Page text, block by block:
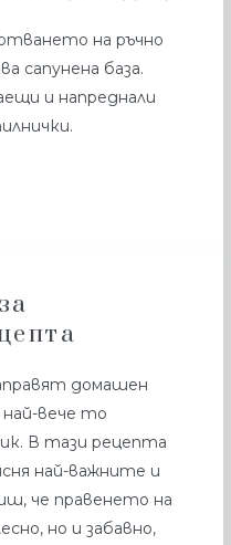
на ръчно
сапунена база.
и напреднали
домашен
вече то
В тази рецепта
най-важните и
че правенето на
но и забавно,